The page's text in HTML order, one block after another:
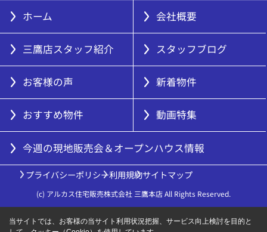
ホーム 会社概要
三鷹店スタッフ紹介 スタッフブログ
お客様の声 新着物件
おすすめ物件 動画特集
今週の現地販売会＆オープンハウス情報
プライバシーポリシー利用規約サイトマップ
(c) アルカス住宅販売株式会社 三鷹本店 All Rights Reserved.
当サイトでは、お客様の当サイト利用状況把握、サービス向上検討を目的と